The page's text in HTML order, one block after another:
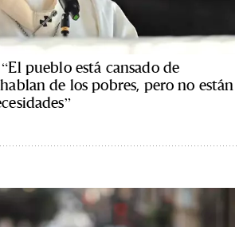
pueblo está cansado de
de los pobres, pero no están